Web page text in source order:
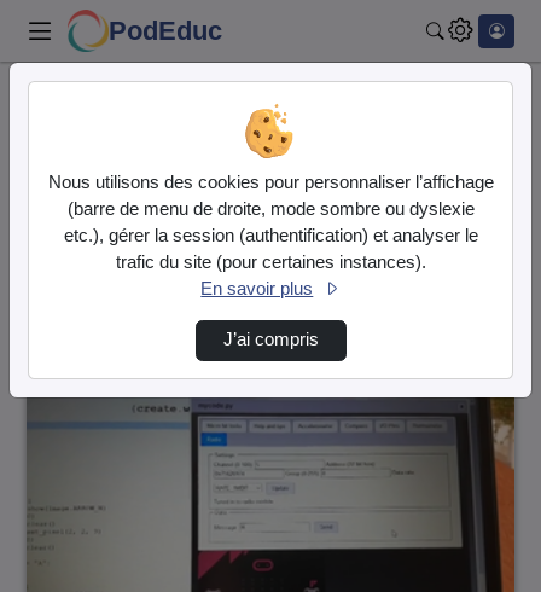
PodEduc
Résultats de la recherche
Filtres actifs (cliquer pour en retirer) :
Nous utilisons des cookies pour personnaliser l’affichage
(barre de menu de droite, mode sombre ou dyslexie
etc.), gérer la session (authentification) et analyser le
trafic du site (pour certaines instances).
En savoir plus
J’ai compris